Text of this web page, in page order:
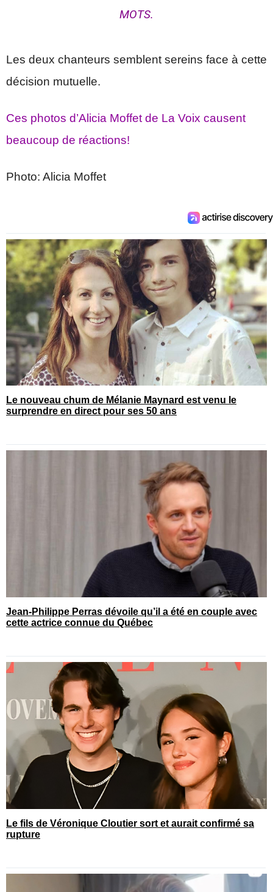
MOTS.
Les deux chanteurs semblent sereins face à cette
décision mutuelle.
Ces photos d’Alicia Moffet de La Voix causent
beaucoup de réactions!
Photo: Alicia Moffet
Le nouveau chum de Mélanie Maynard est venu le
surprendre en direct pour ses 50 ans
Jean-Philippe Perras dévoile qu’il a été en couple avec
cette actrice connue du Québec
Le fils de Véronique Cloutier sort et aurait confirmé sa
rupture